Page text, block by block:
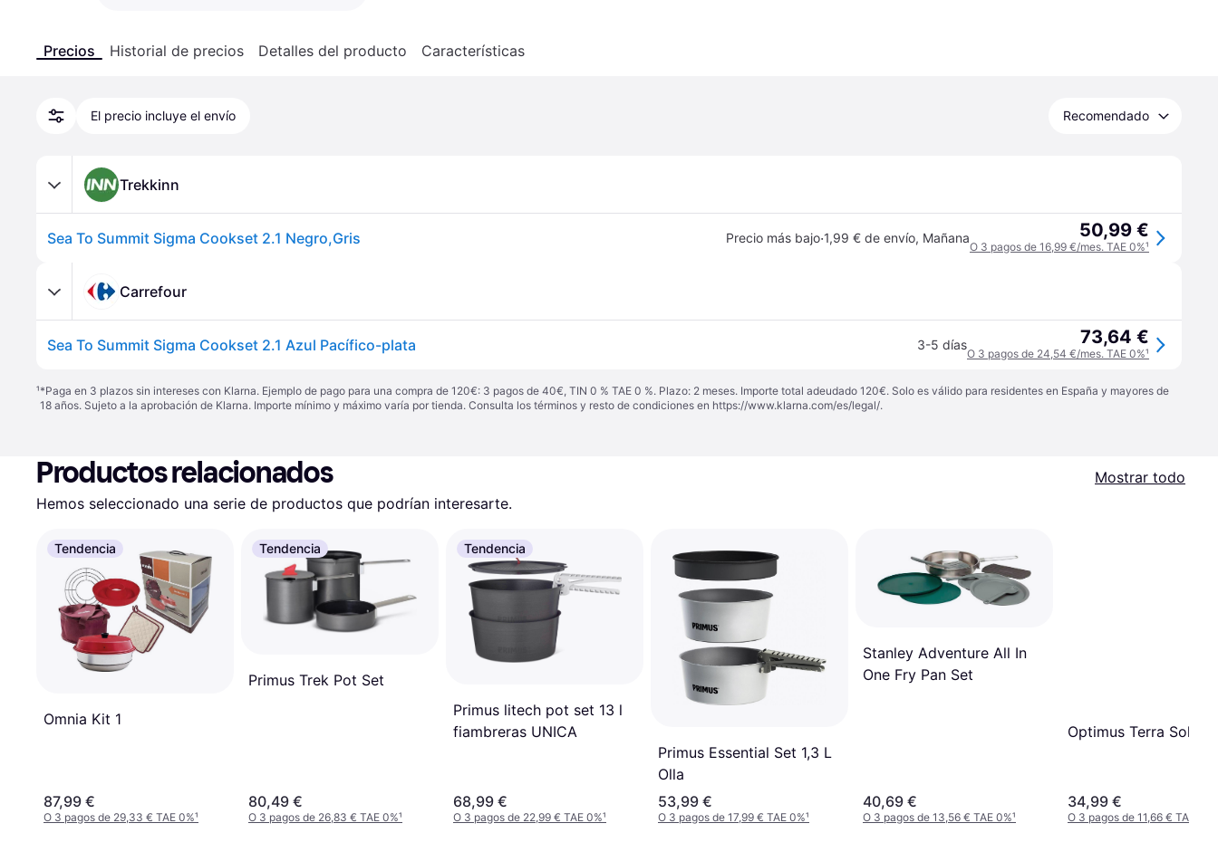
Precios Historial de precios Detalles del producto Características
El precio incluye el envío Recomendado
Trekkinn
Sea To Summit Sigma Cookset 2.1 Negro,Gris Precio más bajo·1,99 € de envío, Mañana 50,99 €
O 3 pagos de 16,99 €/mes. TAE 0%¹
Carrefour
Sea To Summit Sigma Cookset 2.1 Azul Pacífico-plata 3-5 días 73,64 €
O 3 pagos de 24,54 €/mes. TAE 0%¹
¹*Paga en 3 plazos sin intereses con Klarna. Ejemplo de pago para una compra de 120€: 3 pagos de 40€, TIN 0 % TAE 0 %. Plazo: 2 meses. Importe total adeudado 120€. Solo es válido para residentes en España y mayores de
18 años. Sujeto a la aprobación de Klarna. Importe mínimo y máximo varía por tienda. Consulta los términos y resto de condiciones en https://www.klarna.com/es/legal/.
Productos relacionados
Mostrar todo
Hemos seleccionado una serie de productos que podrían interesarte.
Tendencia
Omnia Kit 1
87,99 €
O 3 pagos de 29,33 € TAE 0%¹
Tendencia
Primus Trek Pot Set
80,49 €
O 3 pagos de 26,83 € TAE 0%¹
Tendencia
Primus litech pot set 13 l
fiambreras UNICA
68,99 €
O 3 pagos de 22,99 € TAE 0%¹
Primus Essential Set 1,3 L
Olla
53,99 €
O 3 pagos de 17,99 € TAE 0%¹
Stanley Adventure All In
One Fry Pan Set
40,69 €
O 3 pagos de 13,56 € TAE 0%¹
Optimus Terra Solo
34,99 €
O 3 pagos de 11,66 € TAE 0%